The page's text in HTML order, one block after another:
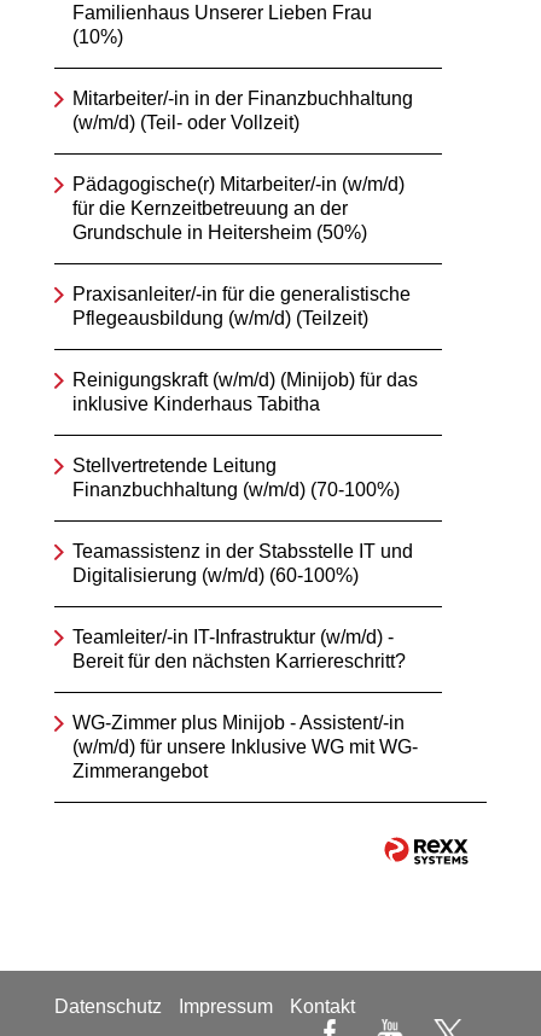
Familienhaus Unserer Lieben Frau
(10%)
Mitarbeiter/-in in der Finanzbuchhaltung
(w/m/d) (Teil- oder Vollzeit)
Pädagogische(r) Mitarbeiter/-in (w/m/d)
für die Kernzeitbetreuung an der
Grundschule in Heitersheim (50%)
Praxisanleiter/-in für die generalistische
Pflegeausbildung (w/m/d) (Teilzeit)
Reinigungskraft (w/m/d) (Minijob) für das
inklusive Kinderhaus Tabitha
Stellvertretende Leitung
Finanzbuchhaltung (w/m/d) (70-100%)
Teamassistenz in der Stabsstelle IT und
Digitalisierung (w/m/d) (60-100%)
Teamleiter/-in IT-Infrastruktur (w/m/d) -
Bereit für den nächsten Karriereschritt?
WG-Zimmer plus Minijob - Assistent/-in
(w/m/d) für unsere Inklusive WG mit WG-
Zimmerangebot
Datenschutz Impressum Kontakt